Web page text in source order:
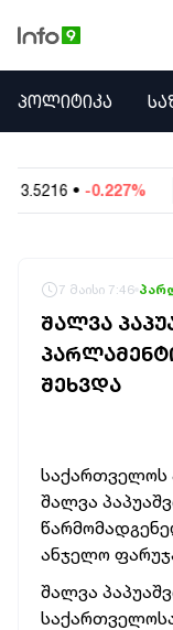
ᲞᲝᲚᲘᲢᲘᲙᲐ
EUR 3.0212
7 მაისი 7:46
ᲨᲐᲚᲕᲐ
ᲨᲔᲮᲕᲓᲐ
საქართველოს
შალვა
ანჯელო
შალვა